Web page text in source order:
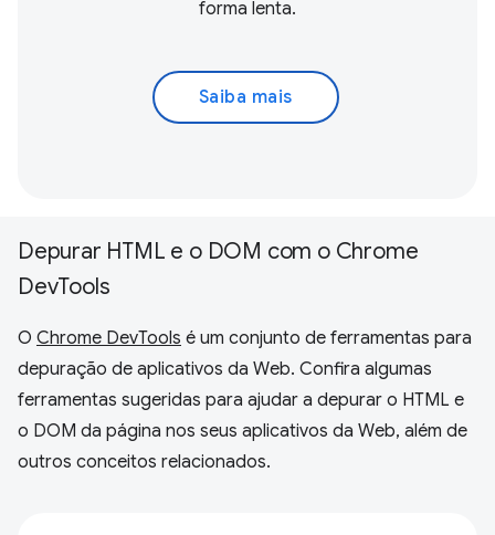
forma lenta.
Saiba mais
Depurar HTML e o DOM com o Chrome
DevTools
O Chrome DevTools é um conjunto de ferramentas para
depuração de aplicativos da Web. Confira algumas
ferramentas sugeridas para ajudar a depurar o HTML e
o DOM da página nos seus aplicativos da Web, além de
outros conceitos relacionados.